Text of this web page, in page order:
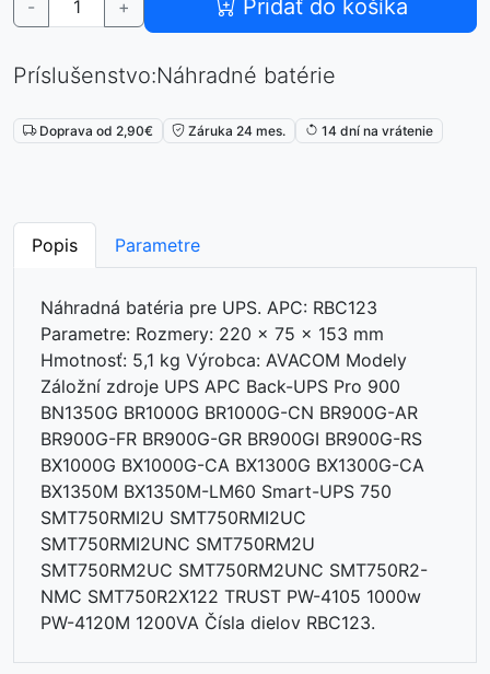
- + Pridať do košíka
Príslušenstvo:Náhradné batérie
Doprava od 2,90€ Záruka 24 mes. 14 dní na vrátenie
Popis Parametre
Náhradná batéria pre UPS. APC: RBC123
Parametre: Rozmery: 220 x 75 x 153 mm
Hmotnosť: 5,1 kg Výrobca: AVACOM Modely
Záložní zdroje UPS APC Back-UPS Pro 900
BN1350G BR1000G BR1000G-CN BR900G-AR
BR900G-FR BR900G-GR BR900GI BR900G-RS
BX1000G BX1000G-CA BX1300G BX1300G-CA
BX1350M BX1350M-LM60 Smart-UPS 750
SMT750RMI2U SMT750RMI2UC
SMT750RMI2UNC SMT750RM2U
SMT750RM2UC SMT750RM2UNC SMT750R2-
NMC SMT750R2X122 TRUST PW-4105 1000w
PW-4120M 1200VA Čísla dielov RBC123.